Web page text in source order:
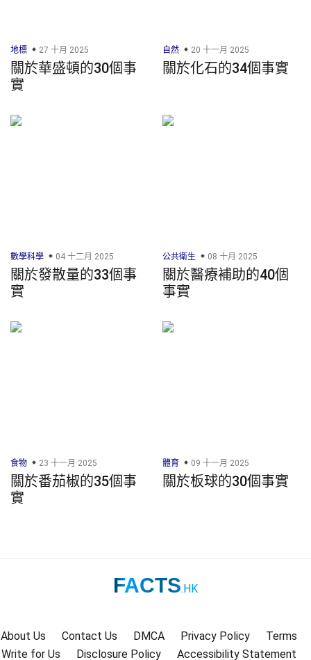
地標 27 十月 2025
關於華盛頓的30個事
實
自然 20 十一月 2025
關於化石的34個事實
數學科學 04 十二月 2025
關於發散量的33個事
實
公共衛生 08 十月 2025
關於醫療補助的40個
事實
食物 23 十一月 2025
關於番茄椒的35個事
實
體育 09 十一月 2025
關於板球的30個事實
FACTS.HK
About Us Contact Us DMCA Privacy Policy
Terms
Write for Us
Disclosure Policy Accessibility Statement